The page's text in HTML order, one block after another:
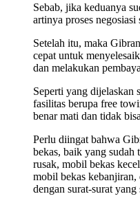
Sebab, jika keduanya
artinya proses negosiasi
Setelah itu, maka
cepat untuk
dan melakukan
Seperti yang dijelaskan
fasilitas berupa free
benar mati dan tidak
Perlu diingat bahwa
bekas, baik yang
rusak, mobil bekas
mobil bekas
dengan surat-surat